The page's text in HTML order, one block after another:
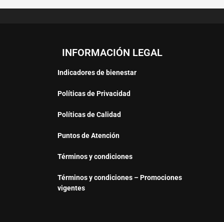
INFORMACIÓN LEGAL
Indicadores de bienestar
Políticas de Privacidad
Políticas de Calidad
Puntos de Atención
Términos y condiciones
Términos y condiciones – Promociones
vigentes